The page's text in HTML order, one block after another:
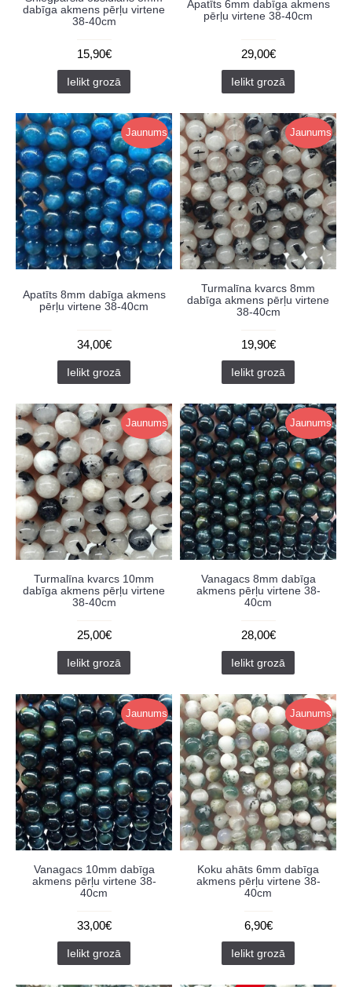
dabīga akmens pērļu virtene
38-40cm
15,90€
Ielikt grozā
Apatīts 6mm dabīga akmens
pērļu virtene 38-40cm
29,00€
Ielikt grozā
Jaunums
Apatīts 8mm dabīga akmens
pērļu virtene 38-40cm
34,00€
Ielikt grozā
Jaunums
Turmalīna kvarcs 8mm
dabīga akmens pērļu virtene
38-40cm
19,90€
Ielikt grozā
Jaunums
Turmalīna kvarcs 10mm
dabīga akmens pērļu virtene
38-40cm
25,00€
Ielikt grozā
Jaunums
Vanagacs 8mm dabīga
akmens pērļu virtene 38-
40cm
28,00€
Ielikt grozā
Jaunums
Vanagacs 10mm dabīga
akmens pērļu virtene 38-
40cm
33,00€
Ielikt grozā
Jaunums
Koku ahāts 6mm dabīga
akmens pērļu virtene 38-
40cm
6,90€
Ielikt grozā